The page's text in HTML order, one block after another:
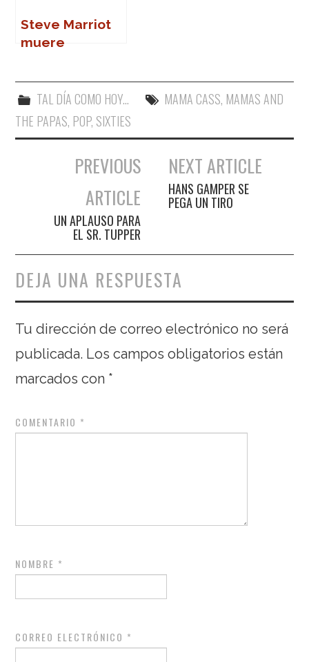
Steve Marriot
muere
TAL DÍA COMO HOY... MAMA CASS, MAMAS AND
THE PAPAS, POP, SIXTIES
Navegación de entradas
PREVIOUS
ARTICLE
UN APLAUSO PARA
EL SR. TUPPER
NEXT ARTICLE
HANS GAMPER SE
PEGA UN TIRO
DEJA UNA RESPUESTA
Tu dirección de correo electrónico no será
publicada. Los campos obligatorios están
marcados con *
COMENTARIO *
NOMBRE *
CORREO ELECTRÓNICO *